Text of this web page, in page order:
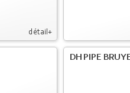
détail+
DH PIPE